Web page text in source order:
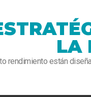
LA
rendimiento están